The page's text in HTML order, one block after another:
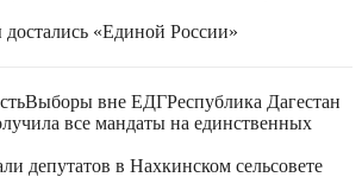
«Единой России»
Выборы вне ЕДГРеспублика Дагестан
все мандаты на единственных
депутатов в Нахкинском сельсовете